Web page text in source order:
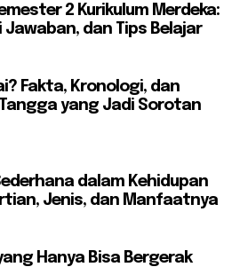
2 Kurikulum Merdeka:
Jawaban, dan Tips Belajar
Fakta, Kronologi, dan
yang Jadi Sorotan
dalam Kehidupan
Jenis, dan Manfaatnya
Hanya Bisa Bergerak